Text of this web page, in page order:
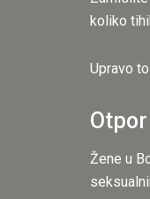
koliko
Upravo
Žene u